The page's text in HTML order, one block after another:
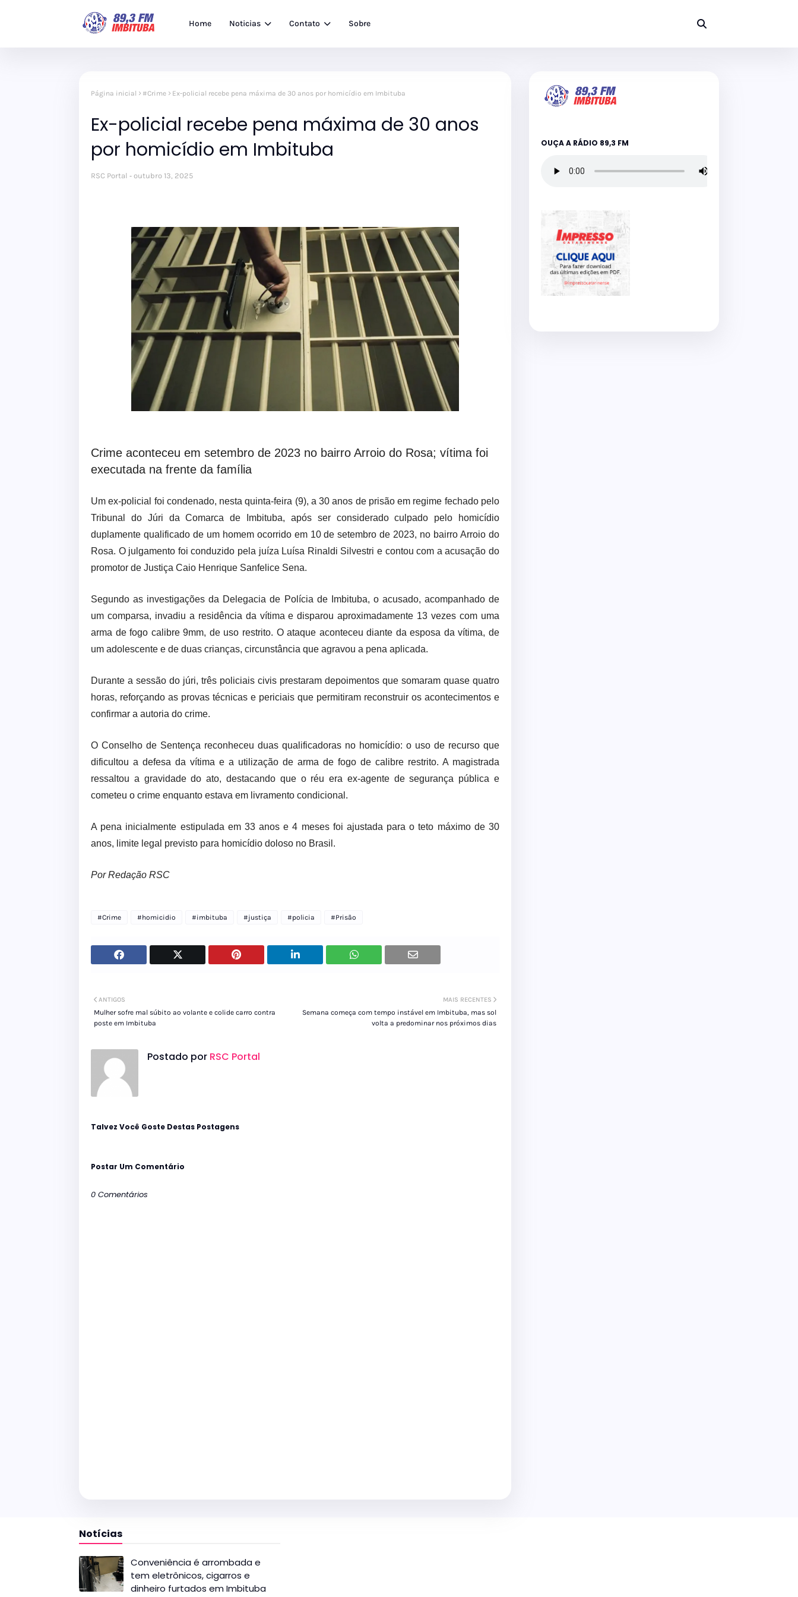
Home Noticias Contato Sobre
Página inicial #Crime Ex-policial recebe pena máxima de 30 anos por homicídio em Imbituba
Ex-policial recebe pena máxima de 30 anos
por homicídio em Imbituba
RSC Portal outubro 13, 2025
Crime aconteceu em setembro de 2023 no bairro Arroio do Rosa; vítima foi
executada na frente da família
Um ex-policial foi condenado, nesta quinta-feira (9), a 30 anos de prisão em regime fechado pelo
Tribunal do Júri da Comarca de Imbituba, após ser considerado culpado pelo homicídio
duplamente qualificado de um homem ocorrido em 10 de setembro de 2023, no bairro Arroio do
Rosa. O julgamento foi conduzido pela juíza Luísa Rinaldi Silvestri e contou com a acusação do
promotor de Justiça Caio Henrique Sanfelice Sena.
Segundo as investigações da Delegacia de Polícia de Imbituba, o acusado, acompanhado de
um comparsa, invadiu a residência da vítima e disparou aproximadamente 13 vezes com uma
arma de fogo calibre 9mm, de uso restrito. O ataque aconteceu diante da esposa da vítima, de
um adolescente e de duas crianças, circunstância que agravou a pena aplicada.
Durante a sessão do júri, três policiais civis prestaram depoimentos que somaram quase quatro
horas, reforçando as provas técnicas e periciais que permitiram reconstruir os acontecimentos e
confirmar a autoria do crime.
O Conselho de Sentença reconheceu duas qualificadoras no homicídio: o uso de recurso que
dificultou a defesa da vítima e a utilização de arma de fogo de calibre restrito. A magistrada
ressaltou a gravidade do ato, destacando que o réu era ex-agente de segurança pública e
cometeu o crime enquanto estava em livramento condicional.
A pena inicialmente estipulada em 33 anos e 4 meses foi ajustada para o teto máximo de 30
anos, limite legal previsto para homicídio doloso no Brasil.
Por Redação RSC
#Crime #homicidio #imbituba #justiça #policia #Prisão
MAIS RECENTES
Semana começa com tempo instável em Imbituba, mas sol
volta a predominar nos próximos dias
ANTIGOS
Mulher sofre mal súbito ao volante e colide carro contra
poste em Imbituba
Postado por RSC Portal
Talvez Você Goste Destas Postagens
Postar Um Comentário
0 Comentários
OUÇA A RÁDIO 89,3 FM
Notícias
Conveniência é arrombada e
tem eletrônicos, cigarros e
dinheiro furtados em Imbituba